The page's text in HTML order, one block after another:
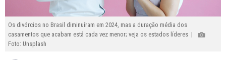
Os divórcios no Brasil diminuíram em 2024, mas a duração média dos
casamentos que acabam está cada vez menor; veja os estados líderes |
Foto: Unsplash